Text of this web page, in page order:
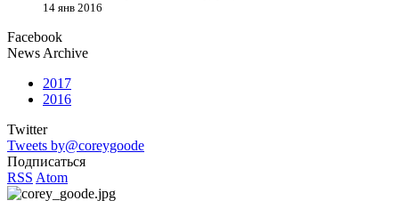
14 янв 2016
Facebook
News Archive
2017
2016
Twitter
Tweets by@coreygoode
Подписаться
RSS Atom